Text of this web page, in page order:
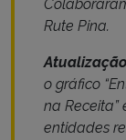
Rute Pina.
o gráfico
na Receita”
entidades